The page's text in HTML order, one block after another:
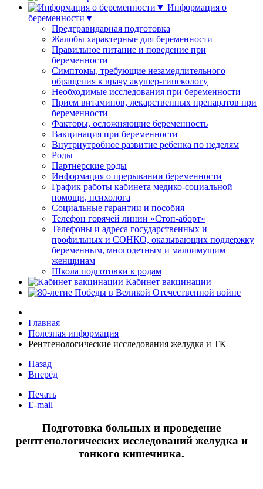
Информация о
беременности▼
Предгравидарная подготовка
Жалобы характерные для беременности
Правильное питание и поведение при
беременности
Симптомы, требующие незамедлительного
обращения к врачу акушер-гинекологу
Необходимые исследования при беременности
Прием витаминов, лекарственных препаратов при
беременности
Факторы, осложняющие беременность
Вакцинация при беременности
Внутриутробное развитие ребенка по неделям
Роды
Партнерские роды
Информация о прерывании беременности
График работы кабинета медико-социальной
помощи, психолога
Социальные гарантии и пособия
Телефон горячей линии «Стоп-аборт»
Телефоны и адреса государственных и
профильных и СОНКО, оказывающих поддержку
беременным, многодетным и малоимущим
женщинам
Школа подготовки к родам
Кабинет вакцинации
Главная
Полезная информация
Рентгенологические исследования желудка и ТК
Назад
Вперёд
Печать
E-mail
Подготовка больных и проведение
рентгенологических исследований желудка и
тонкого кишечника.